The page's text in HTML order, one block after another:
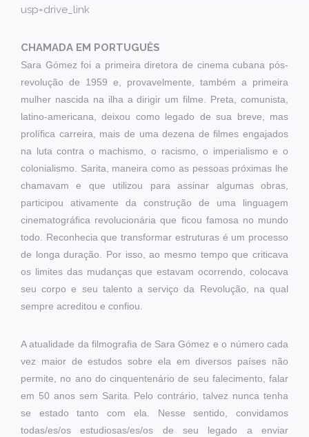
usp=drive_link
CHAMADA EM PORTUGUÊS
Sara Gómez foi a primeira diretora de cinema cubana pós-
revolução de 1959 e, provavelmente, também a primeira
mulher nascida na ilha a dirigir um filme. Preta, comunista,
latino-americana, deixou como legado de sua breve, mas
prolífica carreira, mais de uma dezena de filmes engajados
na luta contra o machismo, o racismo, o imperialismo e o
colonialismo. Sarita, maneira como as pessoas próximas lhe
chamavam e que utilizou para assinar algumas obras,
participou ativamente da construção de uma linguagem
cinematográfica revolucionária que ficou famosa no mundo
todo. Reconhecia que transformar estruturas é um processo
de longa duração. Por isso, ao mesmo tempo que criticava
os limites das mudanças que estavam ocorrendo, colocava
seu corpo e seu talento a serviço da Revolução, na qual
sempre acreditou e confiou.
A atualidade da filmografia de Sara Gómez e o número cada
vez maior de estudos sobre ela em diversos países não
permite, no ano do cinquentenário de seu falecimento, falar
em 50 anos sem Sarita. Pelo contrário, talvez nunca tenha
se estado tanto com ela. Nesse sentido, convidamos
todas/es/os estudiosas/es/os de seu legado a enviar